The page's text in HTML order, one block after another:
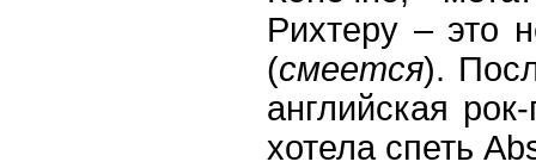
Рихтеру – это
(смеется).
английская
хотела спеть